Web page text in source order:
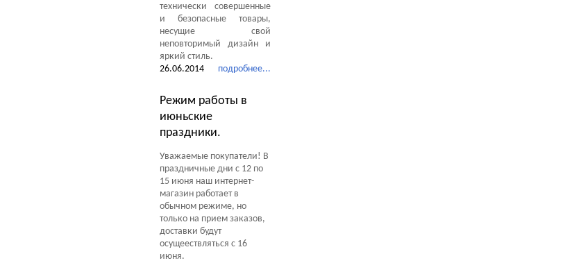
технически совершенные
и безопасные товары,
несущие свой
неповторимый дизайн и
яркий стиль.
подробнее...
26.06.2014
Режим работы в
июньские
праздники.
Уважаемые покупатели! В
праздничные дни с 12 по
15 июня наш интернет-
магазин работает в
обычном режиме, но
только на прием заказов,
доставки будут
осущеествляться с 16
июня.